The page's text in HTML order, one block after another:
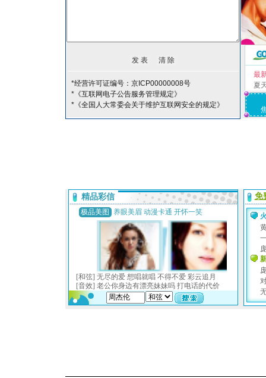
*经营许可证编号：京ICP00000008号
*《互联网电子公告服务管理规定》
*《全国人大常委会关于维护互联网安全的规定》
最
夏